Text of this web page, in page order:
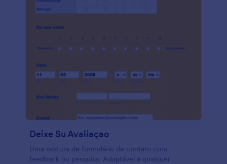
Deixe Su Avaliaçao
Uma mistura de formulário de contato com
feedback ou pesquisa. Adaptável a qualquer